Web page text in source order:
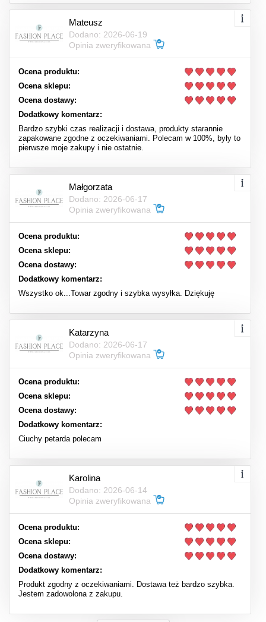
Mateusz
Dodano: 2026-06-19
Opinia zweryfikowana
Ocena produktu:
Ocena sklepu:
Ocena dostawy:
Dodatkowy komentarz:
Bardzo szybki czas realizacji i dostawa, produkty starannie
zapakowane zgodne z oczekiwaniami. Polecam w 100%, były to
pierwsze moje zakupy i nie ostatnie.
Małgorzata
Dodano: 2026-06-17
Opinia zweryfikowana
Ocena produktu:
Ocena sklepu:
Ocena dostawy:
Dodatkowy komentarz:
Wszystko ok...Towar zgodny i szybka wysyłka. Dziękuję
Katarzyna
Dodano: 2026-06-17
Opinia zweryfikowana
Ocena produktu:
Ocena sklepu:
Ocena dostawy:
Dodatkowy komentarz:
Ciuchy petarda polecam
Karolina
Dodano: 2026-06-14
Opinia zweryfikowana
Ocena produktu:
Ocena sklepu:
Ocena dostawy:
Dodatkowy komentarz:
Produkt zgodny z oczekiwaniami. Dostawa też bardzo szybka.
Jestem zadowolona z zakupu.